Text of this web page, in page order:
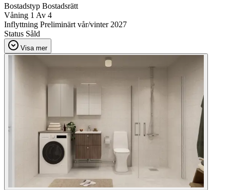
Bostadstyp Bostadsrätt
Våning 1 Av 4
Inflyttning Preliminärt vår/vinter 2027
Status Såld
Visa mer